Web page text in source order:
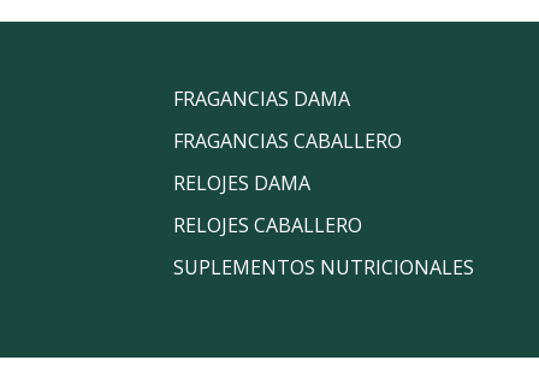
FRAGANCIAS DAMA
FRAGANCIAS CABALLERO
RELOJES DAMA
RELOJES CABALLERO
SUPLEMENTOS NUTRICIONALES